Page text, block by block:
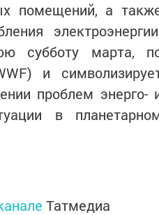
помещений, а
субботу марта,
и
проблем энерго-
в
Татмедиа